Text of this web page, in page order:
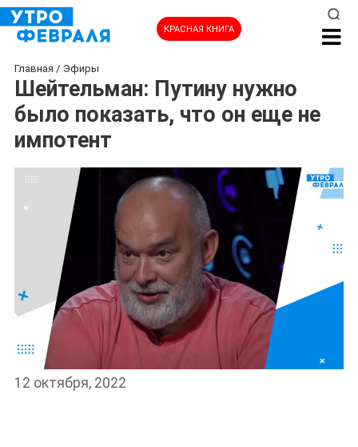
КРАСНАЯ КНИГА
Главная / Эфиры
Шейтельман: Путину нужно
было показать, что он еще не
импотент
12 октября, 2022